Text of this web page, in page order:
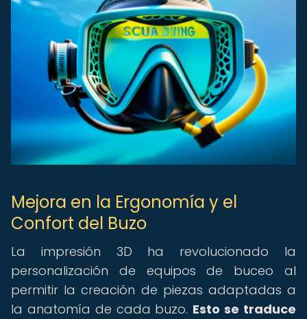
Mejora en la Ergonomía y el
Confort del Buzo
La impresión 3D ha revolucionado la
personalización de equipos de buceo al
permitir la creación de piezas adaptadas a
la anatomía de cada buzo. Esto se traduce